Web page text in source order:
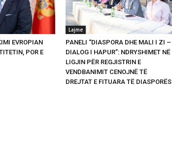
EVROPIAN
POR E
Lajme
PANELI “DIASPORA DHE MALI I ZI –
DIALOG I HAPUR”: NDRYSHIMET NË
LIGJIN PËR REGJISTRIN E
VENDBANIMIT CENOJNË TË
DREJTAT E FITUARA TË DIASPORËS